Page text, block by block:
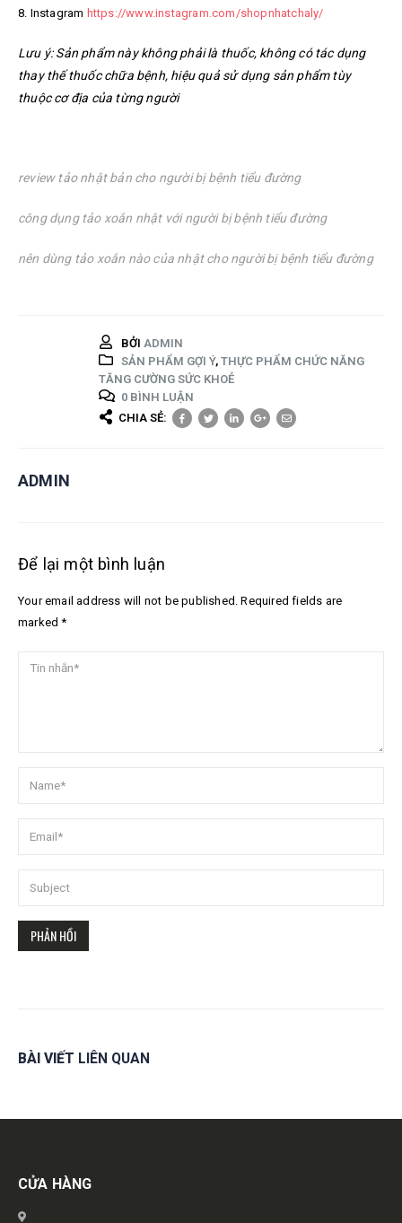
8. Instagram https://www.instagram.com/shopnhatchaly/
Lưu ý: Sản phẩm này không phải là thuốc, không có tác dụng
thay thế thuốc chữa bệnh, hiệu quả sử dụng sản phẩm tùy
thuộc cơ địa của từng người
review tảo nhật bản cho người bị bệnh tiểu đường
công dụng tảo xoắn nhật với người bị bệnh tiểu đường
nên dùng tảo xoắn nào của nhật cho người bị bệnh tiểu đường
BỞI ADMIN
SẢN PHẨM GỢI Ý, THỰC PHẨM CHỨC NĂNG
TĂNG CƯỜNG SỨC KHOẺ
0 BÌNH LUẬN
CHIA SẺ:
ADMIN
Để lại một bình luận
Your email address will not be published. Required fields are
marked *
BÀI VIẾT LIÊN QUAN
Get in touch
CỬA HÀNG